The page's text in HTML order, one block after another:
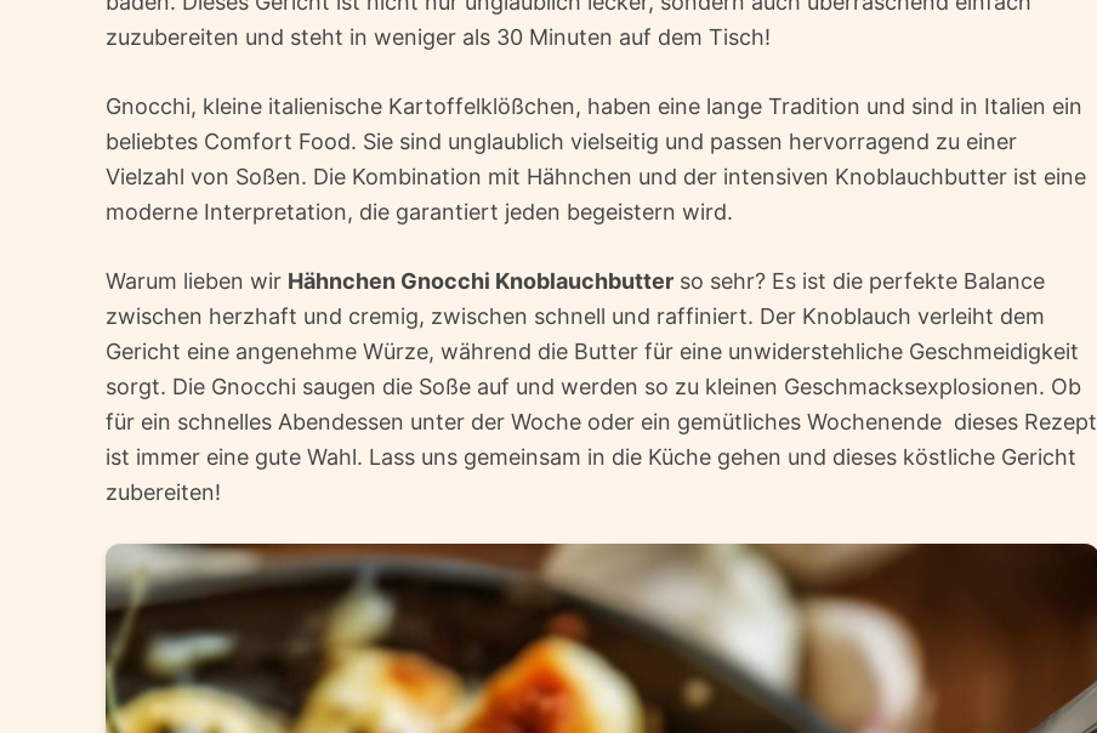
zuzubereiten und steht in weniger als 30 Minuten auf dem Tisch!
Gnocchi, kleine italienische Kartoffelklößchen, haben eine lange Tradition und sind in Italien ein
beliebtes Comfort Food. Sie sind unglaublich vielseitig und passen hervorragend zu einer
Vielzahl von Soßen. Die Kombination mit Hähnchen und der intensiven Knoblauchbutter ist eine
moderne Interpretation, die garantiert jeden begeistern wird.
Warum lieben wir Hähnchen Gnocchi Knoblauchbutter so sehr? Es ist die perfekte Balance
zwischen herzhaft und cremig, zwischen schnell und raffiniert. Der Knoblauch verleiht dem
Gericht eine angenehme Würze, während die Butter für eine unwiderstehliche Geschmeidigkeit
sorgt. Die Gnocchi saugen die Soße auf und werden so zu kleinen Geschmacksexplosionen. Ob
für ein schnelles Abendessen unter der Woche oder ein gemütliches Wochenende  dieses Rezept
ist immer eine gute Wahl. Lass uns gemeinsam in die Küche gehen und dieses köstliche Gericht
zubereiten!